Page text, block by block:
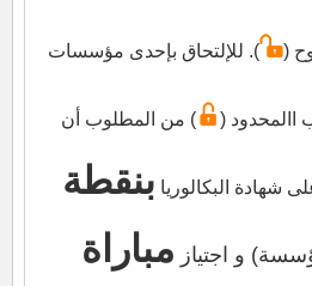
( ). للإلتحاق بإحدى مؤسسات
االمحدود ( ) من المطلوب أن
البكالوريا بنقطة
و اجتياز مباراة